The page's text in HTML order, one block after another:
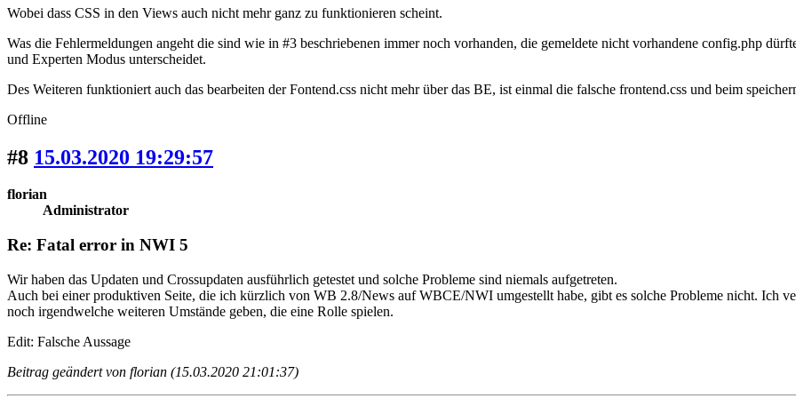
Wobei dass CSS in den Views auch nicht mehr ganz zu funktionieren scheint.
Was die Fehlermeldungen angeht die sind wie in #3 beschriebenen immer noch vorhanden, die gemeldete nicht vorhandene config.php
und Experten Modus unterscheidet.
Des Weiteren funktioniert auch das bearbeiten der Fontend.css nicht mehr über das BE, ist einmal die falsche frontend.css und beim
Offline
#8 15.03.2020 19:29:57
florian
Administrator
Re: Fatal error in NWI 5
Wir haben das Updaten und Crossupdaten ausführlich getestet und solche Probleme sind niemals aufgetreten.
Auch bei einer produktiven Seite, die ich kürzlich von WB 2.8/News auf WBCE/NWI umgestellt habe, gibt es solche Probleme nicht. Ich
noch irgendwelche weiteren Umstände geben, die eine Rolle spielen.
Edit: Falsche Aussage
Beitrag geändert von florian (15.03.2020 21:01:37)